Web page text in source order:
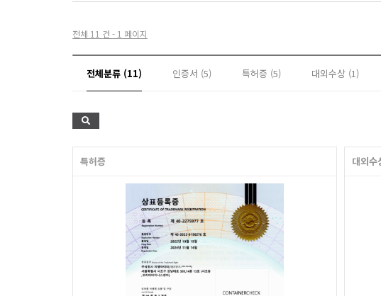
전체 11 건 - 1 페이지
전체분류 (11) 인증서 (5) 특허증 (5) 대외수상 (1)
특허증 대외수